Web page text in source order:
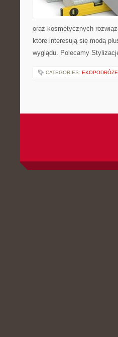
oraz kosmetycznych
które interesują się modą
wyglądu. Polecamy
CATEGORIES: